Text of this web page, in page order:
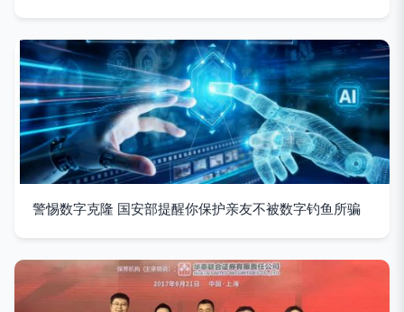
警惕数字克隆 国安部提醒你保护亲友不被数字钓鱼所骗